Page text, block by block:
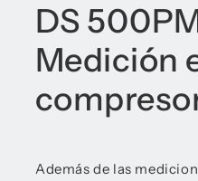
DS
Medición
Además de las